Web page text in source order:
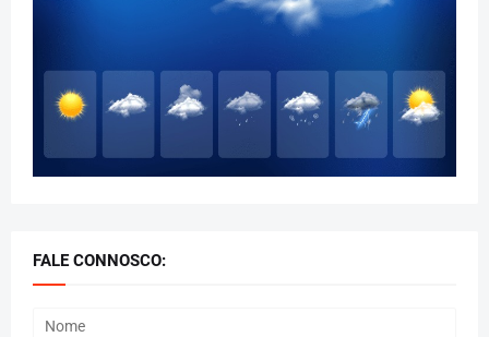
FALE CONNOSCO: